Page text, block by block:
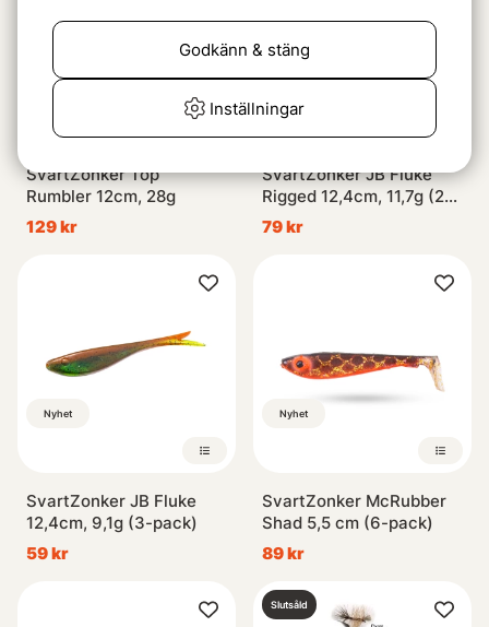
Nyhet
SvartZonker Top
Rumbler 12cm, 28g
129 kr
SvartZonker JB Fluke
Rigged 12,4cm, 11,7g (2-
pack)
79 kr
Nyhet
SvartZonker JB Fluke
12,4cm, 9,1g (3-pack)
59 kr
Nyhet
SvartZonker McRubber
Shad 5,5 cm (6-pack)
89 kr
Slutsåld
Inställningar
Godkänn & stäng